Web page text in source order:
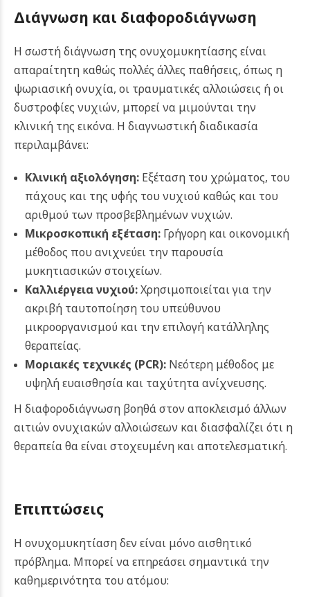
Διάγνωση και διαφοροδιάγνωση
Η σωστή διάγνωση της ονυχομυκητίασης είναι
απαραίτητη καθώς πολλές άλλες παθήσεις, όπως η
ψωριασική ονυχία, οι τραυματικές αλλοιώσεις ή οι
δυστροφίες νυχιών, μπορεί να μιμούνται την
κλινική της εικόνα. Η διαγνωστική διαδικασία
περιλαμβάνει:
Κλινική αξιολόγηση:Εξέταση του χρώματος, του
πάχους και της υφής του νυχιού καθώς και του
αριθμού των προσβεβλημένων νυχιών.
Μικροσκοπική εξέταση:Γρήγορη και οικονομική
μέθοδος που ανιχνεύει την παρουσία
μυκητιασικών στοιχείων.
Καλλιέργεια νυχιού:Χρησιμοποιείται για την
ακριβή ταυτοποίηση του υπεύθυνου
μικροοργανισμού και την επιλογή κατάλληλης
θεραπείας.
Μοριακές τεχνικές (PCR):Νεότερη μέθοδος με
υψηλή ευαισθησία και ταχύτητα ανίχνευσης.
Η διαφοροδιάγνωση βοηθά στον αποκλεισμό άλλων
αιτιών ονυχιακών αλλοιώσεων και διασφαλίζει ότι η
θεραπεία θα είναι στοχευμένη και αποτελεσματική.
Επιπτώσεις
Η ονυχομυκητίαση δεν είναι μόνο αισθητικό
πρόβλημα. Μπορεί να επηρεάσει σημαντικά την
καθημερινότητα του ατόμου: